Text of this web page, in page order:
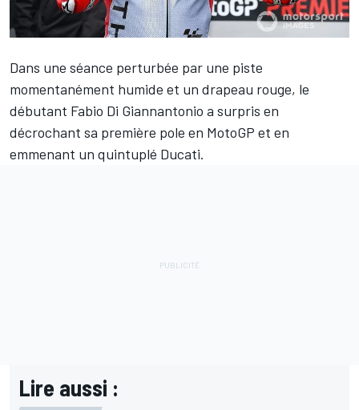
Dans une séance perturbée par une piste
momentanément humide et un drapeau rouge, le
débutant Fabio Di Giannantonio a surpris en
décrochant sa première pole en MotoGP et en
emmenant un quintuplé Ducati.
Lire aussi :